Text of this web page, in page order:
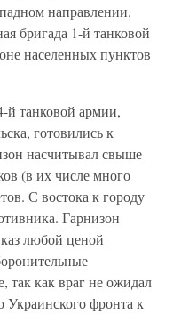
направлении.
бригада 1-й танковой
населенных пунктов
й танковой армии,
готовились к
насчитывал свыше
(в их числе много
С востока к городу
Гарнизон
любой ценой
так как враг не ожидал
Украинского фронта к